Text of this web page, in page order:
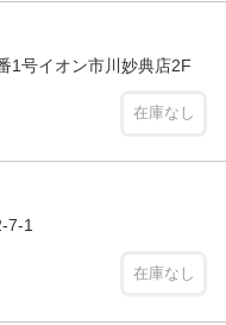
号イオン市川妙典店2F
在庫なし
7-1
在庫なし